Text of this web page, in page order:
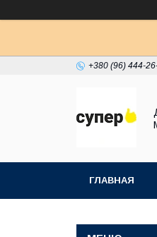
+380 (96) 444-
ГЛАВНАЯ